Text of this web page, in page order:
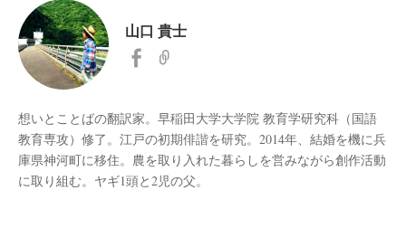
山口 貴士
想いとことばの翻訳家。早稲田大学大学院 教育学研究科（国語
教育専攻）修了。江戸の初期俳諧を研究。2014年、結婚を機に兵
庫県神河町に移住。農を取り入れた暮らしを営みながら創作活動
に取り組む。ヤギ1頭と2児の父。